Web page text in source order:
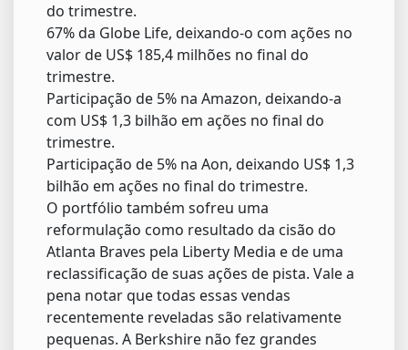
do trimestre.
67% da Globe Life, deixando-o com ações no
valor de US$ 185,4 milhões no final do
trimestre.
Participação de 5% na Amazon, deixando-a
com US$ 1,3 bilhão em ações no final do
trimestre.
Participação de 5% na Aon, deixando US$ 1,3
bilhão em ações no final do trimestre.
O portfólio também sofreu uma
reformulação como resultado da cisão do
Atlanta Braves pela Liberty Media e de uma
reclassificação de suas ações de pista. Vale a
pena notar que todas essas vendas
recentemente reveladas são relativamente
pequenas. A Berkshire não fez grandes